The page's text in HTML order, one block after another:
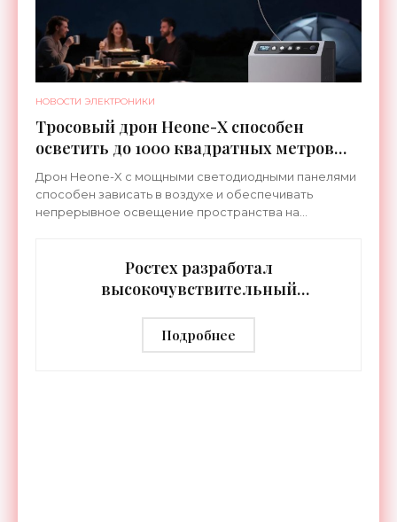
НОВОСТИ ЭЛЕКТРОНИКИ
Тросовый дрон Heone-X способен
осветить до 1000 квадратных метров
земли - «Беспилотники»
Дрон Heone-X с мощными светодиодными панелями
способен зависать в воздухе и обеспечивать
непрерывное освещение пространства на
Ростех разработал
высокочувствительный
дальностью распознавания до 2 км
- «Гаджеты»
Подробнее